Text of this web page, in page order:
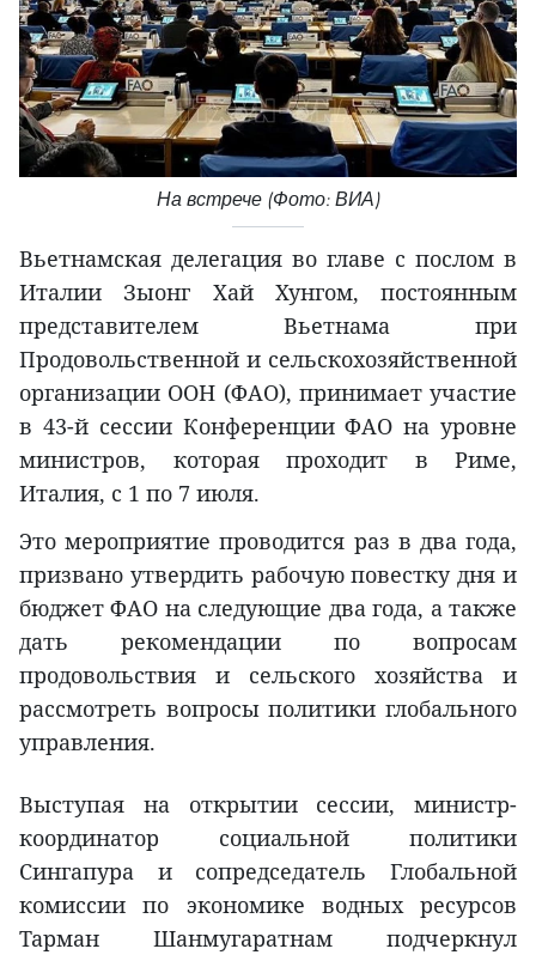
На встрече (Фото: ВИА)
Вьетнамская делегация во главе с послом в
Италии Зыонг Хай Хунгом, постоянным
представителем Вьетнама при
Продовольственной и сельскохозяйственной
организации ООН (ФАО), принимает участие
в 43-й сессии Конференции ФАО на уровне
министров, которая проходит в Риме,
Италия, с 1 по 7 июля.
Это мероприятие проводится раз в два года,
призвано утвердить рабочую повестку дня и
бюджет ФАО на следующие два года, а также
дать рекомендации по вопросам
продовольствия и сельского хозяйства и
рассмотреть вопросы политики глобального
управления.
Выступая на открытии сессии, министр-
координатор социальной политики
Сингапура и сопредседатель Глобальной
комиссии по экономике водных ресурсов
Тарман Шанмугаратнам подчеркнул